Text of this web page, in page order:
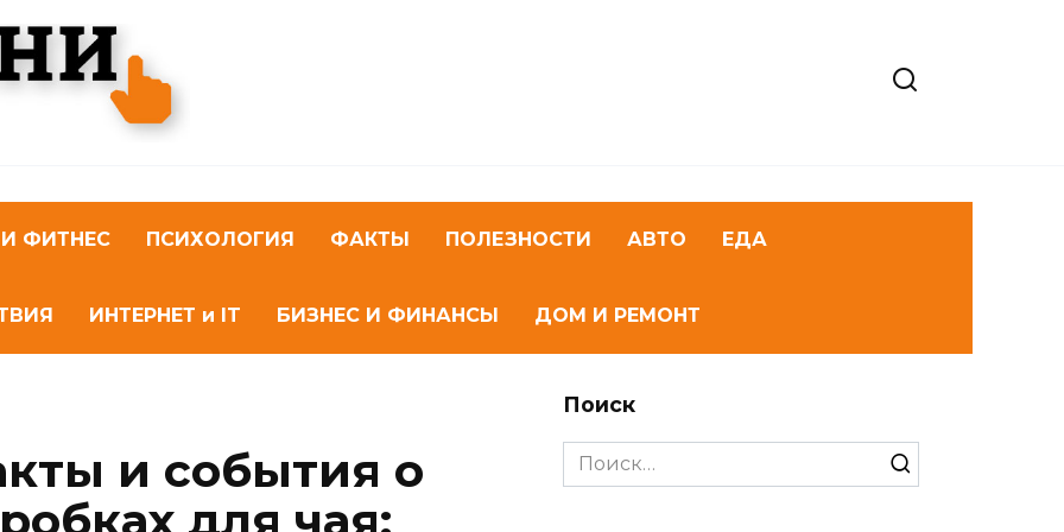
ФИТНЕС ПСИХОЛОГИЯ ФАКТЫ ПОЛЕЗНОСТИ АВТО ЕДА
ИНТЕРНЕТ и IT БИЗНЕС И ФИНАНСЫ ДОМ И РЕМОНТ
и события о
для чая:
Поиск
Search
for: